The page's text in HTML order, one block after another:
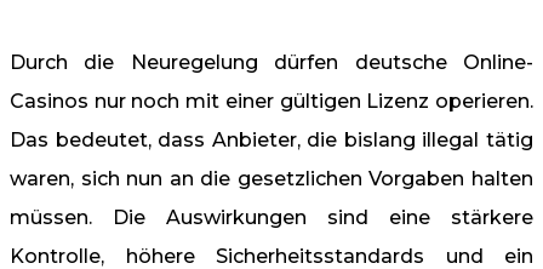
Durch die Neuregelung dürfen deutsche Online-
Casinos nur noch mit einer gültigen Lizenz operieren.
Das bedeutet, dass Anbieter, die bislang illegal tätig
waren, sich nun an die gesetzlichen Vorgaben halten
müssen. Die Auswirkungen sind eine stärkere
Kontrolle, höhere Sicherheitsstandards und ein